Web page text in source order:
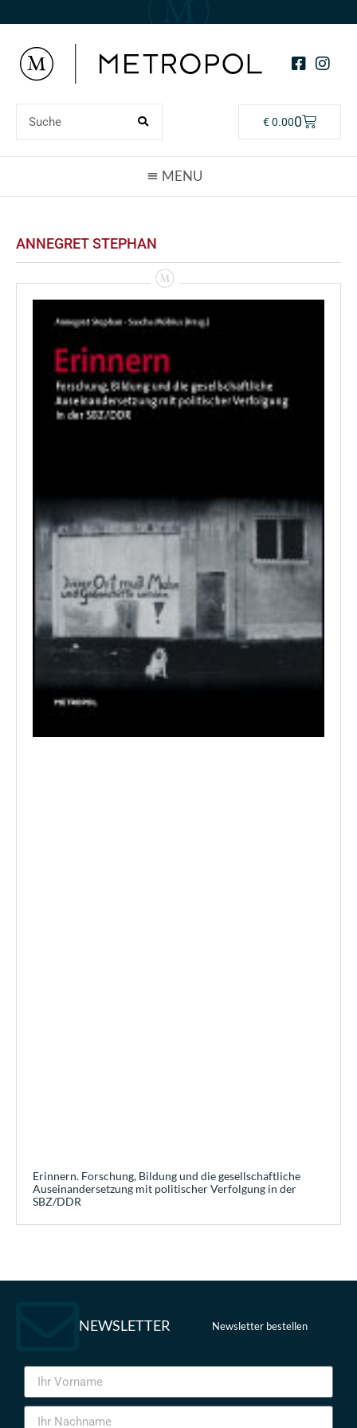
€0.000
ANNEGRET STEPHAN
Erinnern. Forschung, Bildung und die gesellschaftliche
Auseinandersetzung mit politischer Verfolgung in der
SBZ/DDR
NEWSLETTER Newsletter bestellen